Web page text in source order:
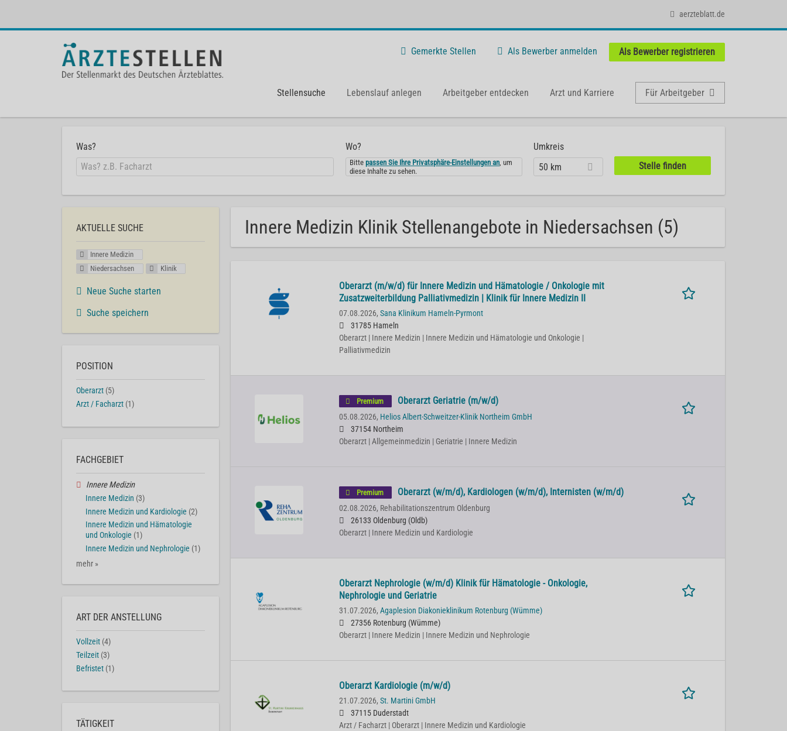
aerzteblatt.de
Gemerkte Stellen Als Bewerber anmelden Als Bewerber registrieren
Stellensuche Lebenslauf anlegen Arbeitgeber entdecken Arzt und Karriere Für Arbeitgeber
Was? Wo?
Bittepassen Sie Ihre Privatsphäre-Einstellungen an, um
diese Inhalte zu sehen.
Umkreis
50 km
Innere Medizin Klinik Stellenangebote in Niedersachsen (5)
Oberarzt (m/w/d) für Innere Medizin und Hämatologie / Onkologie mit
Zusatzweiterbildung Palliativmedizin | Klinik für Innere Medizin II
07.08.2026, Sana Klinikum Hameln-Pyrmont
31785 Hameln
Oberarzt | Innere Medizin | Innere Medizin und Hämatologie und Onkologie |
Palliativmedizin
Premium Oberarzt Geriatrie (m/w/d)
05.08.2026, Helios Albert-Schweitzer-Klinik Northeim GmbH
37154 Northeim
Oberarzt | Allgemeinmedizin | Geriatrie | Innere Medizin
Premium Oberarzt (w/m/d), Kardiologen (w/m/d), Internisten (w/m/d)
02.08.2026, Rehabilitationszentrum Oldenburg
26133 Oldenburg (Oldb)
Oberarzt | Innere Medizin und Kardiologie
Oberarzt Nephrologie (w/m/d) Klinik für Hämatologie - Onkologie,
Nephrologie und Geriatrie
31.07.2026, Agaplesion Diakonieklinikum Rotenburg (Wümme)
27356 Rotenburg (Wümme)
Oberarzt | Innere Medizin | Innere Medizin und Nephrologie
Oberarzt Kardiologie (m/w/d)
21.07.2026, St. Martini GmbH
37115 Duderstadt
Arzt / Facharzt | Oberarzt | Innere Medizin und Kardiologie
AKTUELLE SUCHE
Innere Medizin
Niedersachsen
Klinik
Neue Suche starten
Suche speichern
POSITION
Oberarzt (5)
Arzt / Facharzt (1)
FACHGEBIET
Innere Medizin
Innere Medizin (3)
Innere Medizin und Kardiologie (2)
Innere Medizin und Hämatologie
und Onkologie (1)
Innere Medizin und Nephrologie (1)
mehr »
ART DER ANSTELLUNG
Vollzeit (4)
Teilzeit (3)
Befristet (1)
TÄTIGKEIT